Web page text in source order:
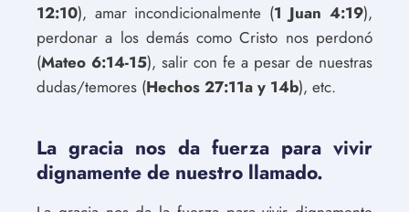
12:10), amar incondicionalmente (1 Juan 4:19),
perdonar a los demás como Cristo nos perdonó
(Mateo 6:14-15), salir con fe a pesar de nuestras
dudas/temores (Hechos 27:11a y 14b), etc.
La gracia nos da fuerza para vivir
dignamente de nuestro llamado.